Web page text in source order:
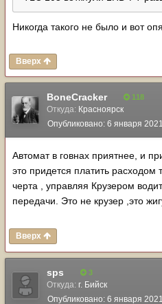
Никогда такого не было и вот
Вверх
BoneCracker 118
Откуда: Красноярск
Опубликовано: 6 января 2021
Автомат в говнах приятнее, и
это придется платить
черта , управляя Крузером
передачи. Это не крузер ,это
Вверх
sps 3
Откуда: г. Бийск
Опубликовано: 6 января 2021